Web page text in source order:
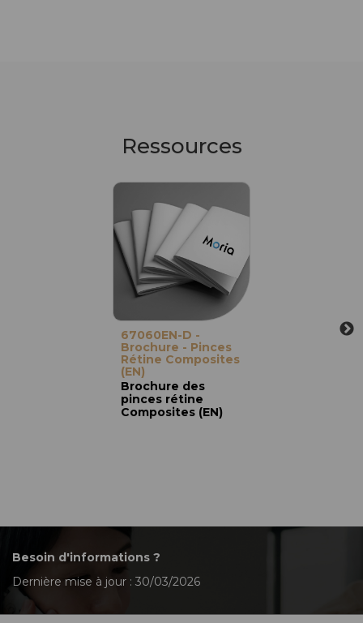
Ressources
67060EN-D -
Brochure - Pinces
Rétine Composites
(EN)
Brochure des
pinces rétine
Composites (EN)
Besoin d'informations ?
Dernière mise à jour : 30/03/2026